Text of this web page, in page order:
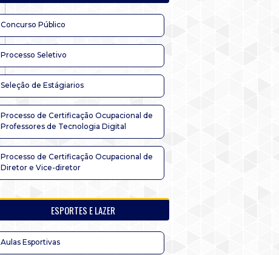
Concurso Público
Processo Seletivo
Seleção de Estágiarios
Processo de Certificação Ocupacional de
Professores de Tecnologia Digital
Processo de Certificação Ocupacional de
Diretor e Vice-diretor
ESPORTES E LAZER
Aulas Esportivas